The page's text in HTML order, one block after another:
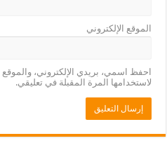
الموقع الإلكتروني
احفظ اسمي، بريدي الإلكتروني،
لاستخدامها المرة المقبلة في تعليقي.